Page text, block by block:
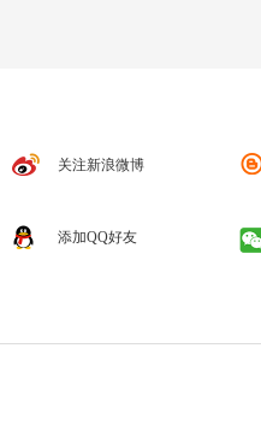
关注新浪微博
添加QQ好友